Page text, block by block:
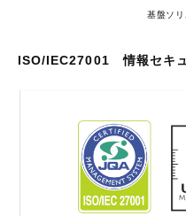
基盤ソ
ISO/IEC27001 情報セキ